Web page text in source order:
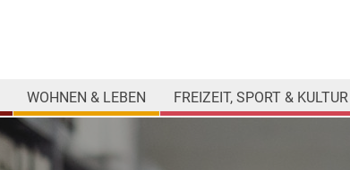
WOHNEN & LEBEN FREIZEIT, SPORT & KULTUR